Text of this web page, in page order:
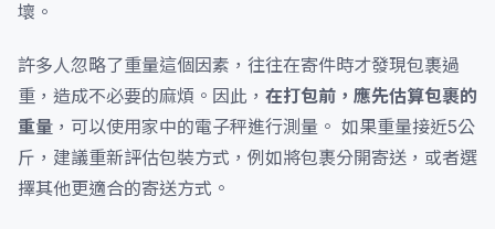
壞。
許多人忽略了重量這個因素，往往在寄件時才發現包裹過
重，造成不必要的麻煩。因此， 在打包前，應先估算包裹的
重量 ，可以使用家中的電子秤進行測量。 如果重量接近5公
斤，建議重新評估包裝方式，例如將包裹分開寄送，或者選
擇其他更適合的寄送方式。